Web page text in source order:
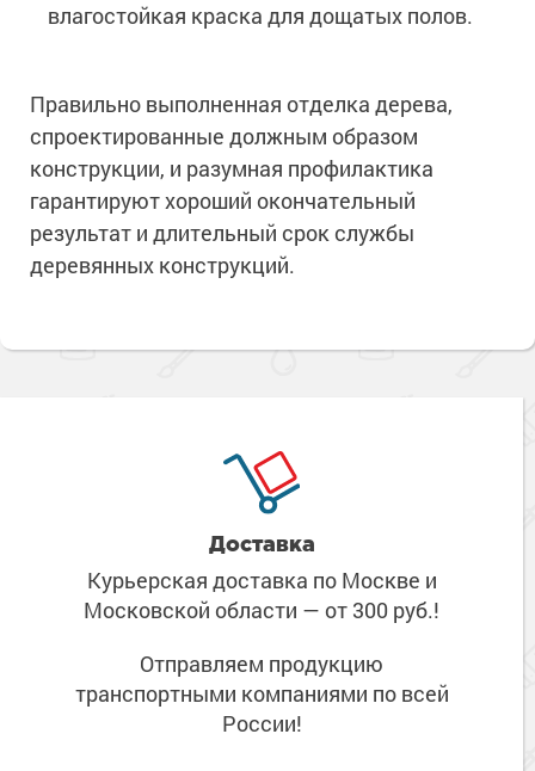
влагостойкая краска для дощатых полов.
Правильно выполненная отделка дерева,
спроектированные должным образом
конструкции, и разумная профилактика
гарантируют хороший окончательный
результат и длительный срок службы
деревянных конструкций.
Доставка
Курьерская доставка по Москве и
Московской области — от 300 руб.!
Отправляем продукцию
транспортными компаниями по всей
России!